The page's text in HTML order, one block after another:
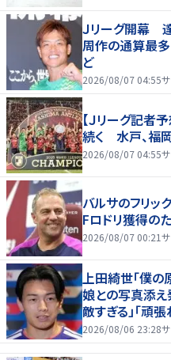
Ｊリーグ開幕
周作の通算最
ど
2026/08/07 04:55
【Ｊリーグ記者
続く 水戸、福
2026/08/07 04:55
バルサのフリッ
Fロドリ獲得
2026/08/07 00:21
上田綺世「僕
娘との写真添え
敵すぎる」「頑
2026/08/06 23:28